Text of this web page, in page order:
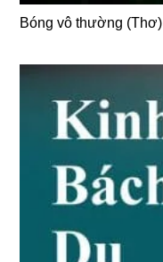
Bóng vô thường (Thơ)